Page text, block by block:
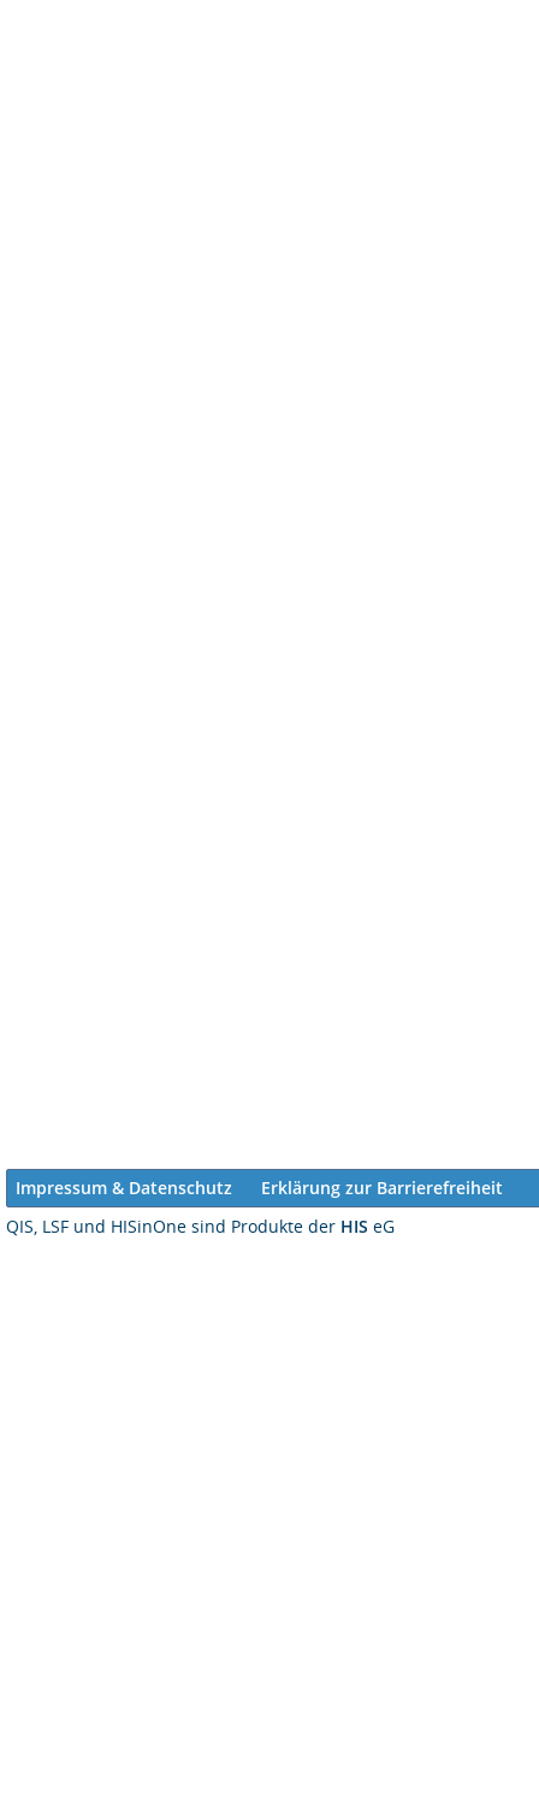
Impressum & Datenschutz
Erklärung zur Barrierefreiheit
QIS, LSF und HISinOne sind Produkte der HIS eG